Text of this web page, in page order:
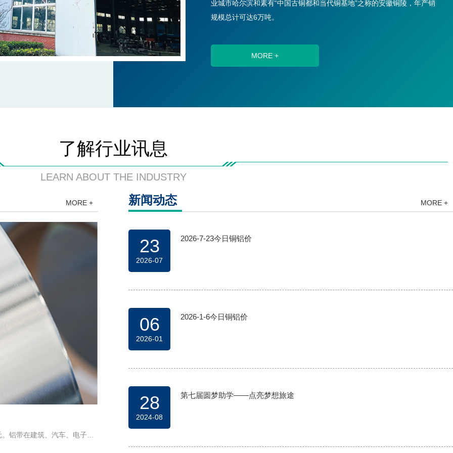
业城市哈尔滨和素有“中国古铜都和当代铜基地”之称的安徽铜陵，年产销
规模总计可达6万吨。
MORE +
了解行业讯息
LEARN ABOUT THE INDUSTRY
MORE +
铝带在建筑、汽车、电子等
新闻动态 MORE +
23
2026-07
2026-7-23今日铜铝价
06
2026-01
2026-1-6今日铜铝价
28
2024-08
第七届圆梦助学——点亮梦想旅途